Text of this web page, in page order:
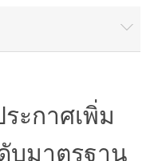
ะกาศเพิ่ม
บมาตรฐาน